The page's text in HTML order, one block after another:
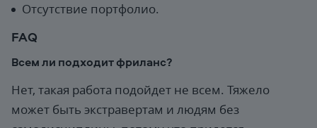
Отсутствие портфолио.
FAQ
Всем ли подходит фриланс?
Нет, такая работа подойдет не всем. Тяжело
может быть экстравертам и людям без